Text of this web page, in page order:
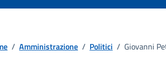
/ Amministrazione / Politici / Giovanni